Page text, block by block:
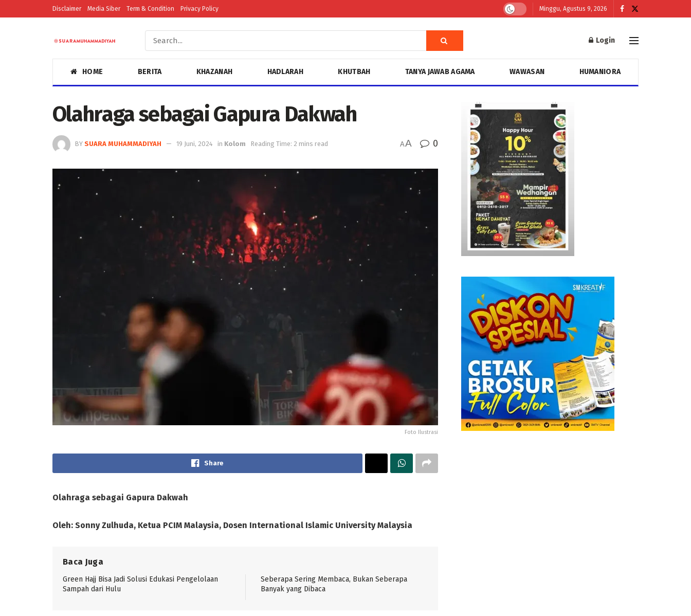
Disclaimer Media Siber Term & Condition Privacy Policy Minggu, Agustus 9, 2026
Login
HOME BERITA KHAZANAH HADLARAH KHUTBAH TANYA JAWAB AGAMA WAWASAN HUMANIORA
Olahraga sebagai Gapura Dakwah
BY SUARA MUHAMMADIYAH 19 Juni, 2024 in Kolom Reading Time: 2 mins read AA 0
Foto Ilustrasi
Share
Olahraga sebagai Gapura Dakwah
Oleh: Sonny Zulhuda, Ketua PCIM Malaysia, Dosen International Islamic University Malaysia
Baca Juga
Green Hajj Bisa Jadi Solusi Edukasi Pengelolaan
Sampah dari Hulu
Seberapa Sering Membaca, Bukan Seberapa
Banyak yang Dibaca